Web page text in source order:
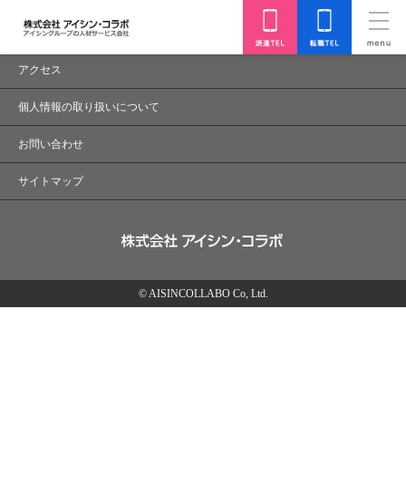
会社概要
アクセス
個人情報の取り扱いについて
お問い合わせ
サイトマップ
© AISINCOLLABO Co, Ltd.